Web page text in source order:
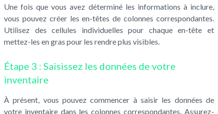
Une fois que vous avez déterminé les informations à inclure,
vous pouvez créer les en-têtes de colonnes correspondantes.
Utilisez des cellules individuelles pour chaque en-tête et
mettez-les en gras pour les rendre plus visibles.
Étape 3 : Saisissez les données de votre
inventaire
À présent, vous pouvez commencer à saisir les données de
votre inventaire dans les colonnes correspondantes. Assurez-